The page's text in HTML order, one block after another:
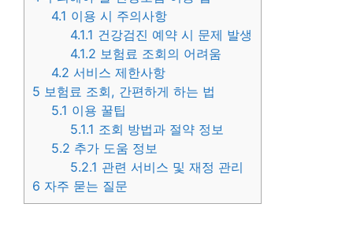
4.1 이용 시 주의사항
4.1.1 건강검진 예약 시 문제 발생
4.1.2 보험료 조회의 어려움
4.2 서비스 제한사항
5 보험료 조회, 간편하게 하는 법
5.1 이용 꿀팁
5.1.1 조회 방법과 절약 정보
5.2 추가 도움 정보
5.2.1 관련 서비스 및 재정 관리
6 자주 묻는 질문